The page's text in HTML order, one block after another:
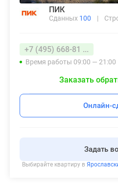
ПИК
Сданных 100 |
+7 (495) 668-81 ...
Время работы 09:00 — 21:00
Заказать
Онлайн-
Задать
Выбирайте квартиру в